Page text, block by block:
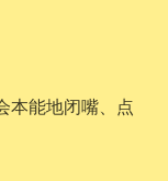
本能地闭嘴、点